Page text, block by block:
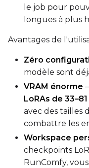
le job pour
longues à plus
Avantages de
Zéro
modèle sont
VRAM énorme
LoRAs de
avec des tailles
combattre les
Workspace
checkpoints
RunComfy,